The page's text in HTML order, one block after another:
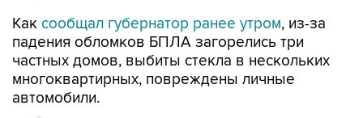
Как сообщал губернатор ранее утром, из-за
падения обломков БПЛА загорелись три
частных домов, выбиты стекла в нескольких
многоквартирных, повреждены личные
автомобили.